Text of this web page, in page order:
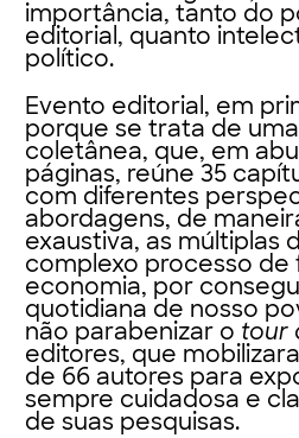
importância, tanto do
editorial, quanto
político.
Evento editorial, em
porque se trata de
coletânea, que, em
páginas, reúne 35
com diferentes
abordagens, de
exaustiva, as múltiplas
complexo processo de
economia, por
quotidiana de nosso
não parabenizar o tour
editores, que
de 66 autores para
sempre cuidadosa e
de suas pesquisas.